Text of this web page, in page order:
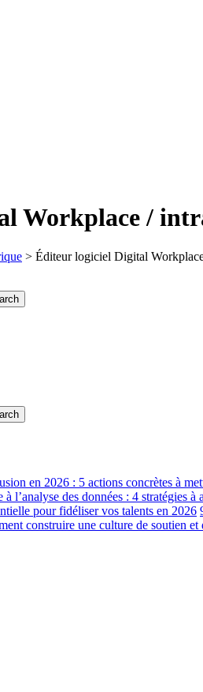
Workplace /
> Éditeur logiciel Digital
en 2026 : 5 actions concrètes à
l’analyse des données : 4 stratégies à
pour fidéliser vos talents en 2026
construire une culture de soutien et